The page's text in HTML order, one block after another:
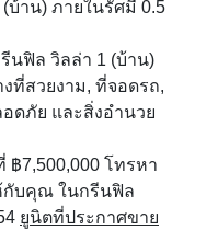
บ้าน) ภายในรัศมี 0.5
นฟิล วิลล่า 1 (บ้าน)
ที่สวยงาม, ที่จอดรถ,
ดภัย และสิ่งอำนวย
฿7,500,000 โทรหา
กับคุณ ในกรีนฟิล
ยูนิตที่ประกาศขาย